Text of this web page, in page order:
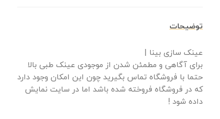
توضیحات
عینک سازی بینا |
برای آگاهی و مطمئن شدن از موجودی عینک طبی بالا
حتما با فروشگاه تماس بگیرید چون این امکان وجود دارد
که در فروشگاه فروخته شده باشد اما در سایت نمایش
داده شود !